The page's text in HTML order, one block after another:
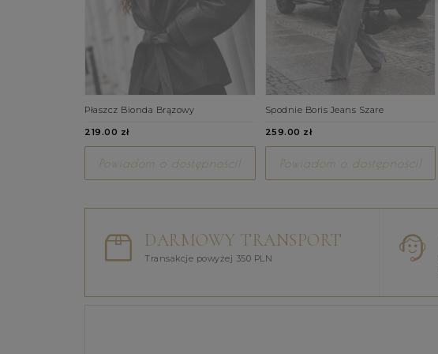
Płaszcz Bionda Brązowy
219.00 zł
Powiadom o dostępności!
Spodnie Boris Jeans Szare
259.00 zł
Powiadom o dostępności!
DARMOWY TRANSPORT
Transakcje powyżej 350 PLN